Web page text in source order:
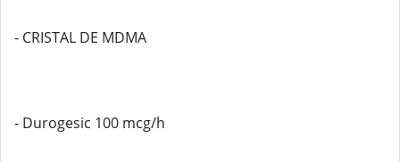
- CRISTAL DE MDMA
- Durogesic 100 mcg/h